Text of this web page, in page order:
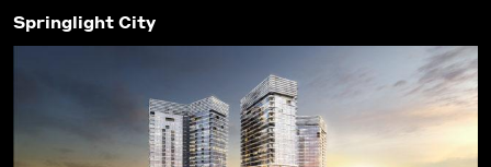
Springlight City